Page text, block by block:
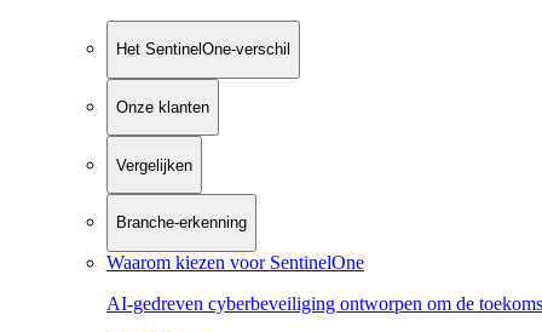
Het SentinelOne-verschil
Onze klanten
Vergelijken
Branche-erkenning
Waarom kiezen voor SentinelOne
AI-gedreven cyberbeveiliging ontworpen om de